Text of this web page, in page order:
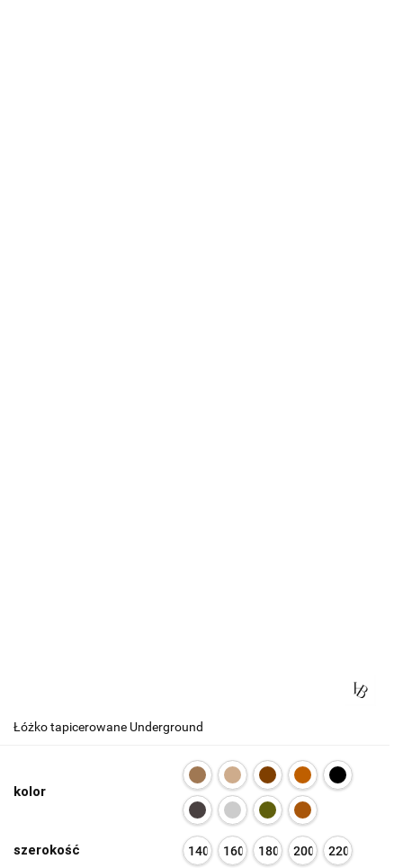
Łóżko tapicerowane Underground
kolor
szerokość 140 160 180 200 220